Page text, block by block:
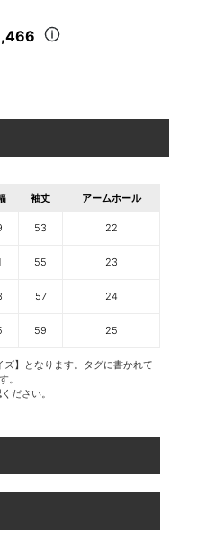
袖丈 アームホール
53 22
55 23
57 24
59 25
】となります。タグに書かれて
。
ださい。